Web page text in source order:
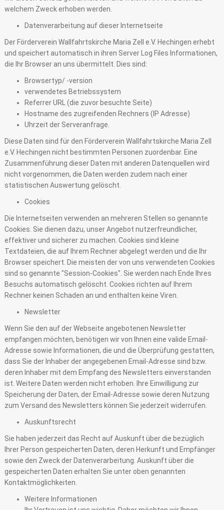
welchem Zweck erhoben werden.
Datenverarbeitung auf dieser Internetseite
Der Förderverein Wallfahrtskirche Maria Zell e.V. Hechingen erhebt
und speichert automatisch in ihren Server Log Files Informationen,
die Ihr Browser an uns übermittelt. Dies sind:
Browsertyp/ -version
verwendetes Betriebssystem
Referrer URL (die zuvor besuchte Seite)
Hostname des zugreifenden Rechners (IP Adresse)
Uhrzeit der Serveranfrage.
Diese Daten sind für den Förderverein Wallfahrtskirche Maria Zell
e.V. Hechingen nicht bestimmten Personen zuordenbar. Eine
Zusammenführung dieser Daten mit anderen Datenquellen wird
nicht vorgenommen, die Daten werden zudem nach einer
statistischen Auswertung gelöscht.
Cookies
Die Internetseiten verwenden an mehreren Stellen so genannte
Cookies. Sie dienen dazu, unser Angebot nutzerfreundlicher,
effektiver und sicherer zu machen. Cookies sind kleine
Textdateien, die auf Ihrem Rechner abgelegt werden und die Ihr
Browser speichert. Die meisten der von uns verwendeten Cookies
sind so genannte "Session-Cookies". Sie werden nach Ende Ihres
Besuchs automatisch gelöscht. Cookies richten auf Ihrem
Rechner keinen Schaden an und enthalten keine Viren.
Newsletter
Wenn Sie den auf der Webseite angebotenen Newsletter
empfangen möchten, benötigen wir von Ihnen eine valide Email-
Adresse sowie Informationen, die und die Überprüfung gestatten,
dass Sie der Inhaber der angegebenen Email-Adresse sind bzw.
deren Inhaber mit dem Empfang des Newsletters einverstanden
ist. Weitere Daten werden nicht erhoben. Ihre Einwilligung zur
Speicherung der Daten, der Email-Adresse sowie deren Nutzung
zum Versand des Newsletters können Sie jederzeit widerrufen.
Auskunftsrecht
Sie haben jederzeit das Recht auf Auskunft über die bezüglich
Ihrer Person gespeicherten Daten, deren Herkunft und Empfänger
sowie den Zweck der Datenverarbeitung. Auskunft über die
gespeicherten Daten erhalten Sie unter oben genannten
Kontaktmöglichkeiten.
Weitere Informationen